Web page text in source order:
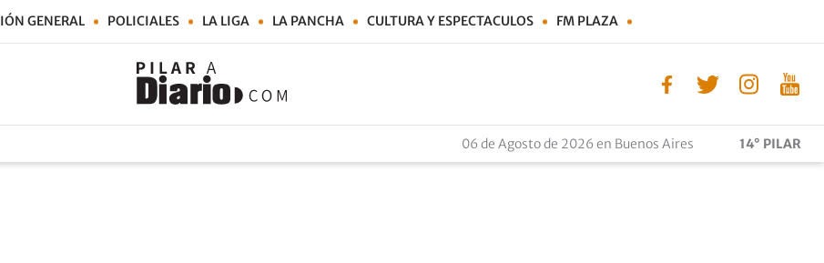
GENERAL POLICIALES LA LIGA LA PANCHA CULTURA Y ESPECTACULOS FM PLAZA
06 de Agosto de 2026 en Buenos Aires 14° PILAR